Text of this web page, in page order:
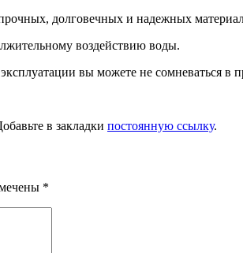
долговечных и надежных
воздействию воды.
вы можете не сомневаться в
в закладки постоянную ссылку.
*